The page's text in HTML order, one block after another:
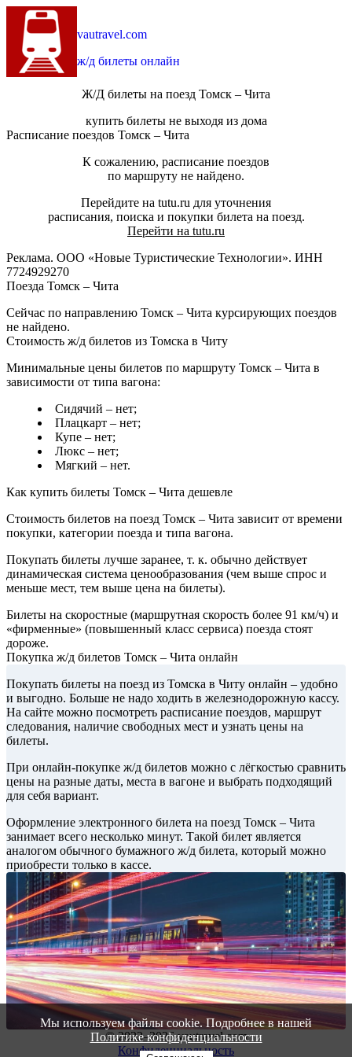
vautravel.com
ж/д билеты онлайн
Ж/Д билеты на поезд Томск – Чита
купить билеты не выходя из дома
Расписание поездов Томск – Чита
К сожалению, расписание поездов
по маршруту не найдено.
Перейдите на tutu.ru для уточнения
расписания, поиска и покупки билета на поезд.
Перейти на tutu.ru
Реклама. ООО «Новые Туристические Технологии». ИНН
7724929270
Поезда Томск – Чита
Сейчас по направлению Томск – Чита курсирующих поездов
не найдено.
Стоимость ж/д билетов из Томска в Читу
Минимальные цены билетов по маршруту Томск – Чита в
зависимости от типа вагона:
Сидячий – нет;
Плацкарт – нет;
Купе – нет;
Люкс – нет;
Мягкий – нет.
Как купить билеты Томск – Чита дешевле
Стоимость билетов на поезд Томск – Чита зависит от времени
покупки, категории поезда и типа вагона.
Покупать билеты лучше заранее, т. к. обычно действует
динамическая система ценообразования (чем выше спрос и
меньше мест, тем выше цена на билеты).
Билеты на скоростные (маршрутная скорость более 91 км/ч) и
«фирменные» (повышенный класс сервиса) поезда стоят
дороже.
Покупка ж/д билетов Томск – Чита онлайн
Покупать билеты на поезд из Томска в Читу онлайн – удобно
и выгодно. Больше не надо ходить в железнодорожную кассу.
На сайте можно посмотреть расписание поездов, маршрут
следования, наличие свободных мест и узнать цены на
билеты.
При онлайн-покупке ж/д билетов можно с лёгкостью сравнить
цены на разные даты, места в вагоне и выбрать подходящий
для себя вариант.
Оформление электронного билета на поезд Томск – Чита
занимает всего несколько минут. Такой билет является
аналогом обычного бумажного ж/д билета, который можно
приобрести только в кассе.
© 2022–2026 vautravel.com
Конфиденциальность
Мы используем файлы cookie. Подробнее в нашей
Политике конфиденциальности